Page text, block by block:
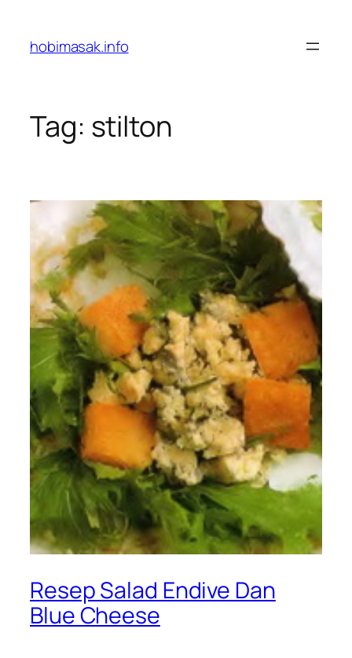
content
hobimasak.info
Tag: stilton
Resep Salad Endive Dan
Blue Cheese